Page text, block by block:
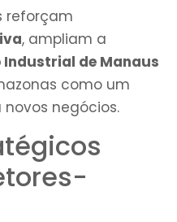
reforçam
, ampliam a
Industrial de Manaus
como um
negócios.